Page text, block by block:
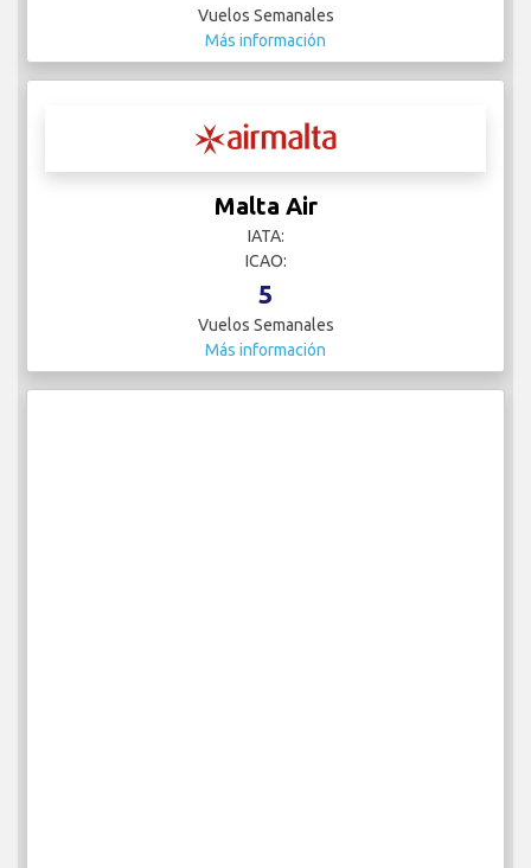
Vuelos Semanales
Más información
Malta Air
IATA:
ICAO:
5
Vuelos Semanales
Más información